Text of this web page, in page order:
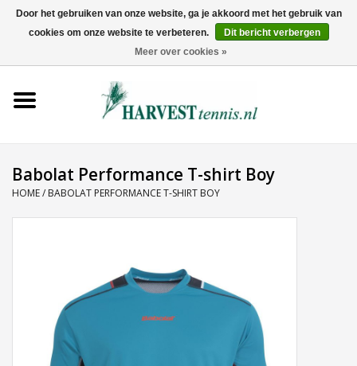
0 Artikelen - €0,00
Tenniskleding
Babolat Performance T-shirt Boy
HOME/ BABOLAT PERFORMANCE T-SHIRT BOY
Door het gebruiken van onze website, ga je akkoord met het gebruik van
cookies om onze website te verbeteren.
Dit bericht verbergen
Meer over cookies »